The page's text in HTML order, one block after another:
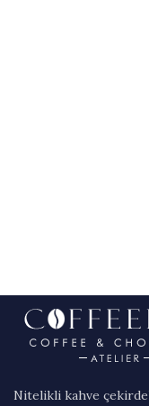
Nitelikli kahve